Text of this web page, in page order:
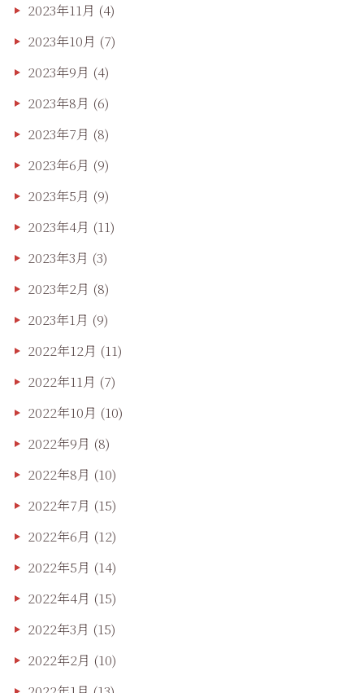
2023年11月 (4)
2023年10月 (7)
2023年9月 (4)
2023年8月 (6)
2023年7月 (8)
2023年6月 (9)
2023年5月 (9)
2023年4月 (11)
2023年3月 (3)
2023年2月 (8)
2023年1月 (9)
2022年12月 (11)
2022年11月 (7)
2022年10月 (10)
2022年9月 (8)
2022年8月 (10)
2022年7月 (15)
2022年6月 (12)
2022年5月 (14)
2022年4月 (15)
2022年3月 (15)
2022年2月 (10)